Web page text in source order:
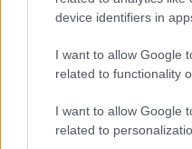
device identifiers in
I want to allow Google
related to functionality
I want to allow Google
related to
(porzásához)
jelenléte, melyek
termékenyítést.
Mara des Bois eper